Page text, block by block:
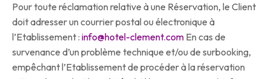
Pour toute réclamation relative à une Réservation, le Client
doit adresser un courrier postal ou électronique à
l’Etablissement : info@hotel-clement.com En cas de
survenance d’un problème technique et/ou de surbooking,
empêchant l’Etablissement de procéder à la réservation